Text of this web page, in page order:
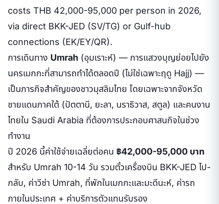
costs THB 42,000-95,000 per person in 2026,
via direct BKK-JED (SV/TG) or Gulf-hub
connections (EK/EY/QR).
การเดินทาง Umrah (อุมเราะห์) — การแสวงบุญย่อยไปยัง
นครเมกกะที่สามารถทำได้ตลอดปี (ไม่ใช่เฉพาะฤดู Hajj) —
เป็นภารกิจสำคัญของชาวมุสลิมไทย โดยเฉพาะจากจังหวัด
ชายแดนภาคใต้ (ปัตตานี, ยะลา, นราธิวาส, สตูล) และคนงาน
ไทยใน Saudi Arabia ที่ต้องการประกอบศาสนกิจในช่วง
ทำงาน
ปี 2026 นี้ค่าใช้จ่ายเฉลี่ยต่อคน ฿42,000-95,000 บาท
สำหรับ Umrah 10-14 วัน รวมตั๋วเครื่องบิน BKK-JED ไป-
กลับ, ค่าวีซ่า Umrah, ที่พักในเมกกะและมะดีนะห์, ค่ารถ
ภายในประเทศ + ค่าบริการตัวแทนรับรอง